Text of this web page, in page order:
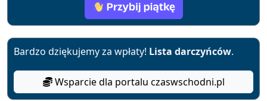
Bardzo dziękujemy za wpłaty! Lista darczyńców.
Wsparcie dla portalu czaswschodni.pl